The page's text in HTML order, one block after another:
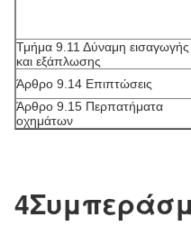
Τμήμα 9.11 Δύναμη εισαγωγής
και εξάπλωσης
Άρθρο 9.14 Επιπτώσεις
Άρθρο 9.15 Περπατήματα
οχημάτων